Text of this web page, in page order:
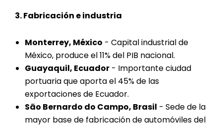
3. Fabricación e industria
Monterrey, México - Capital industrial de
México, produce el 11% del PIB nacional.
Guayaquil, Ecuador - Importante ciudad
portuaria que aporta el 45% de las
exportaciones de Ecuador.
São Bernardo do Campo, Brasil - Sede de la
mayor base de fabricación de automóviles del